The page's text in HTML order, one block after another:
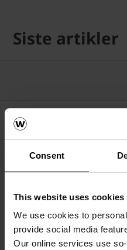
Consent
This website uses cookies
We use cookies to
provide social media
Our online services use
Siste artikler
43